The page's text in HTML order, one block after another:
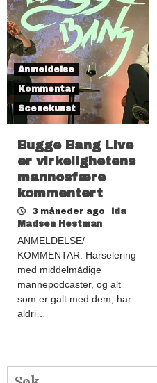
Anmeldelse
Kommentar
Scenekunst
Bugge Bang Live
er virkelighetens
mannosfære
kommentert
3 måneder ago
Ida
Madsen Hestman
ANMELDELSE/
KOMMENTAR: Harselering
med middelmådige
mannepodcaster, og alt
som er galt med dem, har
aldri…
Søk